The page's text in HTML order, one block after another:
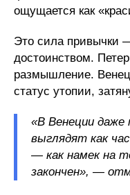
ощущается как
Это сила привычки
достоинством.
размышление.
статус утопии,
«В Венеции
выглядят как
— как намек на
закончен», —